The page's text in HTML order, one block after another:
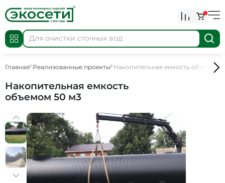
0
Главная Реализованные проекты Накопительная емкость объемом
Накопительная емкость
объемом 50 м3